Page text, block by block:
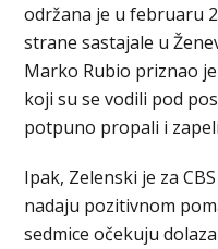
održana je u februaru
strane sastajale u
Marko Rubio priznao
koji su se vodili pod
potpuno propali i
Ipak, Zelenski je za
nadaju pozitivnom
sedmice očekuju